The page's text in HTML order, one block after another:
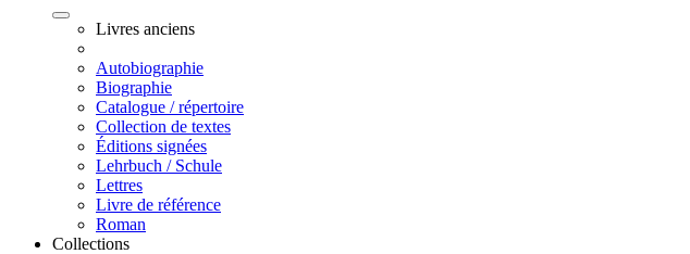
Livres anciens
Autobiographie
Biographie
Catalogue / répertoire
Collection de textes
Éditions signées
Lehrbuch / Schule
Lettres
Livre de référence
Roman
Collections